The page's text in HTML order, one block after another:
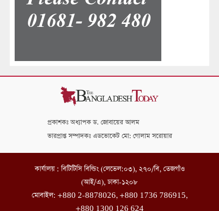
প্রকাশকঃ অধ্যাপক ড. জোবায়ের আলম
ভারপ্রাপ্ত সম্পাদকঃ এডভোকেট মো: গোলাম সরোয়ার
কার্যালয় : বিটিটিসি বিল্ডিং (লেভেল:০৩), ২৭০/বি, তেজগাঁও
(আই/এ), ঢাকা-১২০৮
মোবাইল: +880 2-8878026, +880 1736 786915,
+880 1300 126 624